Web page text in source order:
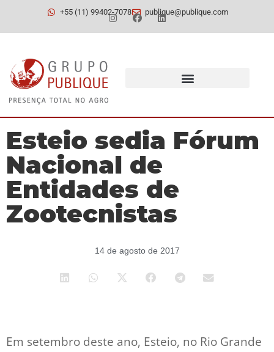
+55 (11) 99402-7078 publique@publique.com
Esteio sedia Fórum
Nacional de
Entidades de
Zootecnistas
14 de agosto de 2017
Em setembro deste ano, Esteio, no Rio Grande